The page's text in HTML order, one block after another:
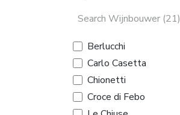
Berlucchi
Carlo Casetta
Chionetti
Croce di Febo